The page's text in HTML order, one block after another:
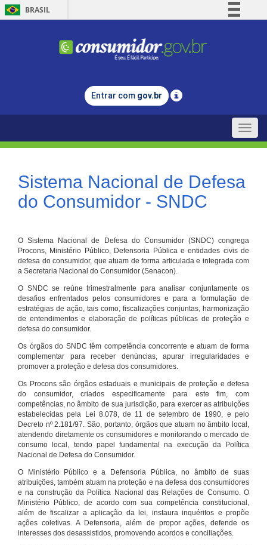
BRASIL
Comunica BR
Legislação
Entrar com gov.br
Toggle
Sistema Nacional de Defesa
do Consumidor - SNDC
O Sistema Nacional de Defesa do Consumidor (SNDC) congrega
Procons, Ministério Público, Defensoria Pública e entidades civis de
defesa do consumidor, que atuam de forma articulada e integrada com
a Secretaria Nacional do Consumidor (Senacon).
O SNDC se reúne trimestralmente para analisar conjuntamente os
desafios enfrentados pelos consumidores e para a formulação de
estratégias de ação, tais como, fiscalizações conjuntas, harmonização
de entendimentos e elaboração de políticas públicas de proteção e
defesa do consumidor.
Os órgãos do SNDC têm competência concorrente e atuam de forma
complementar para receber denúncias, apurar irregularidades e
promover a proteção e defesa dos consumidores.
Os Procons são órgãos estaduais e municipais de proteção e defesa
do consumidor, criados especificamente para este fim, com
competências, no âmbito de sua jurisdição, para exercer as atribuições
estabelecidas pela Lei 8.078, de 11 de setembro de 1990, e pelo
Decreto nº 2.181/97. São, portanto, órgãos que atuam no âmbito local,
atendendo diretamente os consumidores e monitorando o mercado de
consumo local, tendo papel fundamental na execução da Política
Nacional de Defesa do Consumidor.
O Ministério Público e a Defensoria Pública, no âmbito de suas
atribuições, também atuam na proteção e na defesa dos consumidores
e na construção da Política Nacional das Relações de Consumo. O
Ministério Público, de acordo com sua competência constitucional,
além de fiscalizar a aplicação da lei, instaura inquéritos e propõe
ações coletivas. A Defensoria, além de propor ações, defende os
interesses dos desassistidos, promovendo acordos e conciliações.